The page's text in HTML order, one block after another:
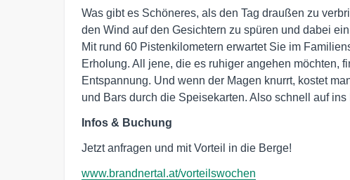
Was gibt es Schöneres, als den Tag draußen zu
den Wind auf den Gesichtern zu spüren und dabei
Mit rund 60 Pistenkilometern erwartet Sie im
Erholung. All jene, die es ruhiger angehen möchten,
Entspannung. Und wenn der Magen knurrt, kostet
und Bars durch die Speisekarten. Also schnell auf ins
Infos & Buchung
Jetzt anfragen und mit Vorteil in die Berge!
www.brandnertal.at/vorteilswochen